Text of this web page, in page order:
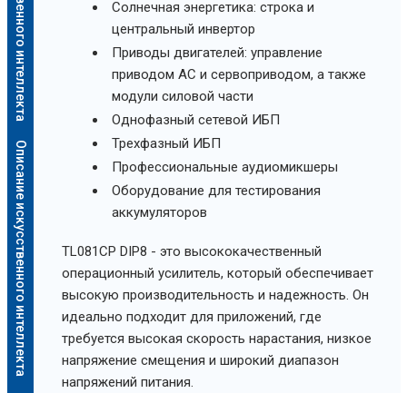
Описание искусственного интеллекта
Солнечная энергетика: строка и
центральный инвертор
Приводы двигателей: управление
приводом AC и сервоприводом, а также
модули силовой части
Однофазный сетевой ИБП
Трехфазный ИБП
Профессиональные аудиомикшеры
Оборудование для тестирования
аккумуляторов
TL081CP DIP8 - это высококачественный
операционный усилитель, который обеспечивает
высокую производительность и надежность. Он
идеально подходит для приложений, где
требуется высокая скорость нарастания, низкое
напряжение смещения и широкий диапазон
напряжений питания.